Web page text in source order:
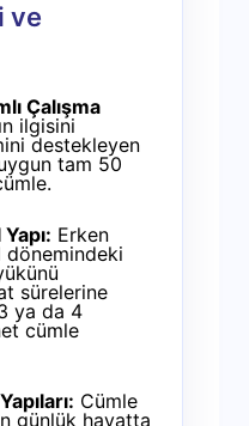
ve
Çalışma
ilgisini
destekleyen
tam 50
Erken
sürelerine
ya da 4
cümle
Cümle
günlük hayatta